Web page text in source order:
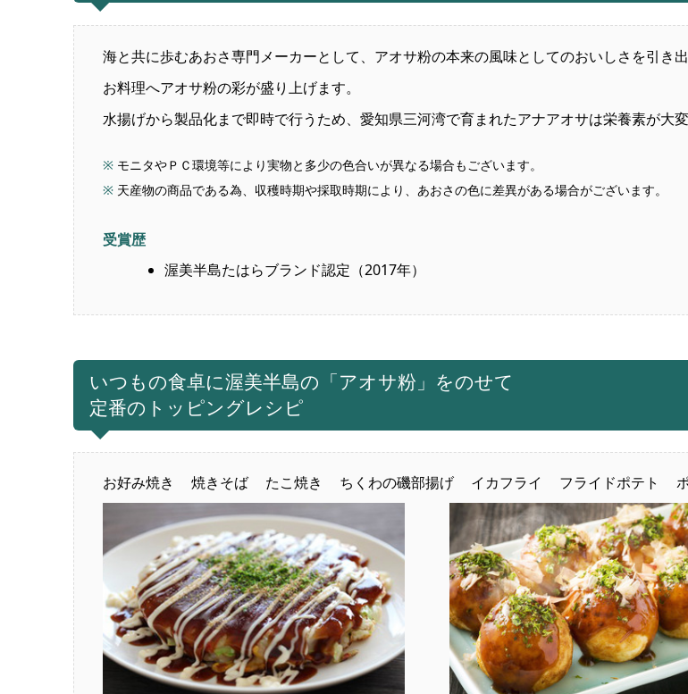
海と共に歩むあおさ専門メーカーとして、アオサ粉の本来の風味としてのおいしさを引き
お料理へアオサ粉の彩が盛り上げます。
水揚げから製品化まで即時で行うため、愛知県三河湾で育まれたアナアオサは栄養素が大変
モニタやＰＣ環境等により実物と多少の色合いが異なる場合もございます。
天産物の商品である為、収穫時期や採取時期により、あおさの色に差異がある場合がございます。
受賞歴
渥美半島たはらブランド認定（2017年）
いつもの食卓に渥美半島の「アオサ粉」をのせて
定番のトッピングレシピ
お好み焼き 焼きそば たこ焼き ちくわの磯部揚げ イカフライ フライドポテト